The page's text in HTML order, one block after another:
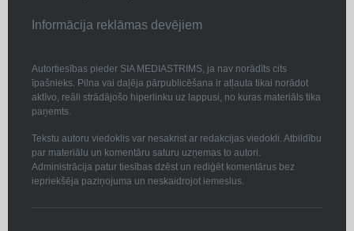
Informācija reklāmas devējiem
Autortiesības pieder SIA MEDIASTRIMS, ja nav norādīts cits
īpašnieks. Pilna vai daļēja pārpublicēšana ir atļauta tikai norādot
aktīvo, reāli strādājošo hiperlinku uz lappusi, no kuras materiāls tika
paņemts.
Tekstu autoru viedoklis var nesakrist ar redakcijas viedokli. Atbildību
par materiālu un komentāru saturu uzņemas to autori.
Administrācija patur tiesības dzēst un rediģēt komentārus bez
iepriekšēja paziņojuma un neskaidrojot iemeslus.